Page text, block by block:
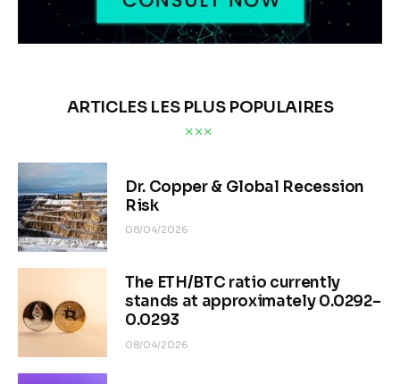
ARTICLES LES PLUS POPULAIRES
Dr. Copper & Global Recession
Risk
08/04/2026
The ETH/BTC ratio currently
stands at approximately 0.0292–
0.0293
08/04/2026